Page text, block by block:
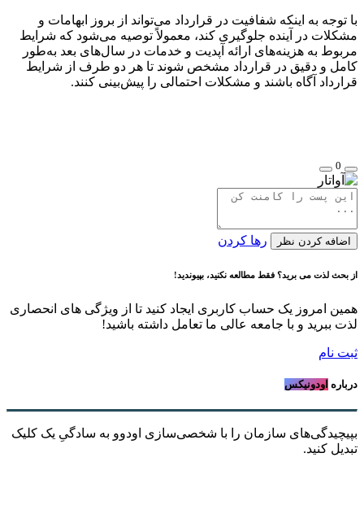
با توجه به اینکه شفافیت در قرارداد می‌تواند از بروز ابهامات و
مشکلات در آینده جلوگیری کند، معمولاً توصیه می‌شود که شرایط
مربوط به هزینه‌های ارائه آپدیت و خدمات در سال‌های بعد به‌طور
کامل و دقیق در قرارداد مشخص شوند تا هر دو طرف از شرایط
قرارداد آگاه باشند و مشکلات احتمالی را پیش‌بینی کنند.
0
اضافه کردن نظر رها کردن
از بحث لذت می برید؟ فقط مطالعه نکنید، بپیوندید!
همین امروز یک حساب کاربری ایجاد کنید تا از ویژگی های انحصاری
لذت ببرید و با جامعه عالی ما تعامل داشته باشید!
ثبت نام
درباره اودونیکس
بپیچیدگی‌های سازمان را با شخصی‌سازی اودوو به سادگیِ یک کلیک
تبدیل کنید.